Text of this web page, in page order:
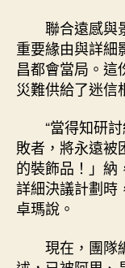
聯合遠感與
重要緣由與詳細
昌都會當局。這
災難供給了迷信
“當得知研
敗者，將永遠被
的裝飾品！」納
詳細決議計劃時
卓瑪說。
現在，團隊